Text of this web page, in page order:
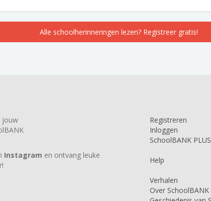
Alle schoolherinneringen lezen? Registreer gratis!
jouw
Instagram en ontvang leuke
Registreren
Inloggen
SchoolBANK PLUS
Help
Verhalen
Over SchoolBANK